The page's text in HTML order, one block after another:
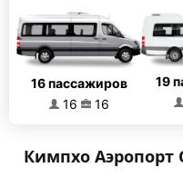
16 пассажиров
16
16
19
Кимпхо Аэропорт